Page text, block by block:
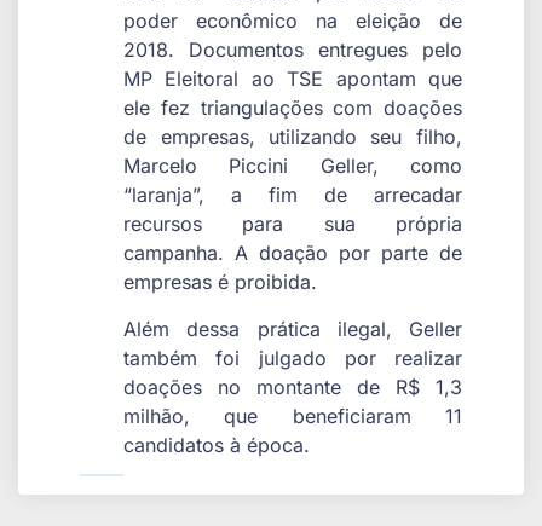
poder econômico na eleição de
2018. Documentos entregues pelo
MP Eleitoral ao TSE apontam que
ele fez triangulações com doações
de empresas, utilizando seu filho,
Marcelo Piccini Geller, como
“laranja”, a fim de arrecadar
recursos para sua própria
campanha. A doação por parte de
empresas é proibida.
Além dessa prática ilegal, Geller
também foi julgado por realizar
doações no montante de R$ 1,3
milhão, que beneficiaram 11
candidatos à época.